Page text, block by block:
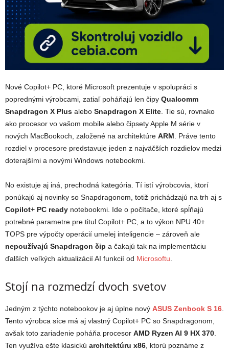
Nové Copilot+ PC, ktoré Microsoft prezentuje v spolupráci s
poprednými výrobcami, zatiaľ poháňajú len čipy Qualcomm
Snapdragon X Plus alebo Snapdragon X Elite. Tie sú, rovnako
ako procesor vo vašom mobile alebo čipsety Apple M série v
nových MacBookoch, založené na architektúre ARM. Práve tento
rozdiel v procesore predstavuje jeden z najväčších rozdielov medzi
doterajšími a novými Windows notebookmi.
No existuje aj iná, prechodná kategória. Tí istí výrobcovia, ktorí
ponúkajú aj novinky so Snapdragonom, totiž prichádzajú na trh aj s
Copilot+ PC ready notebookmi. Ide o počítače, ktoré spĺňajú
potrebné parametre pre titul Copilot+ PC, a to výkon NPU 40+
TOPS pre výpočty operácií umelej inteligencie – zároveň ale
nepoužívajú Snapdragon čip a čakajú tak na implementáciu
ďalších veľkých aktualizácií AI funkcií od Microsoftu.
Stojí na rozmedzí dvoch svetov
Jedným z týchto notebookov je aj úplne nový ASUS Zenbook S 16.
Tento výrobca síce má aj vlastný Copilot+ PC so Snapdragonom,
avšak toto zariadenie poháňa procesor AMD Ryzen AI 9 HX 370.
Ten využíva ešte klasickú architektúru x86, ktorú poznáme z